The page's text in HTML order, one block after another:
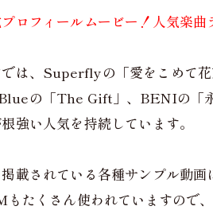
プロフィールムービー！人気楽
は、Superflyの「愛をこめて
の「The Gift」、BENIの「
強い人気を持続しています。
載されている各種サンプル動
たくさん使われていますので